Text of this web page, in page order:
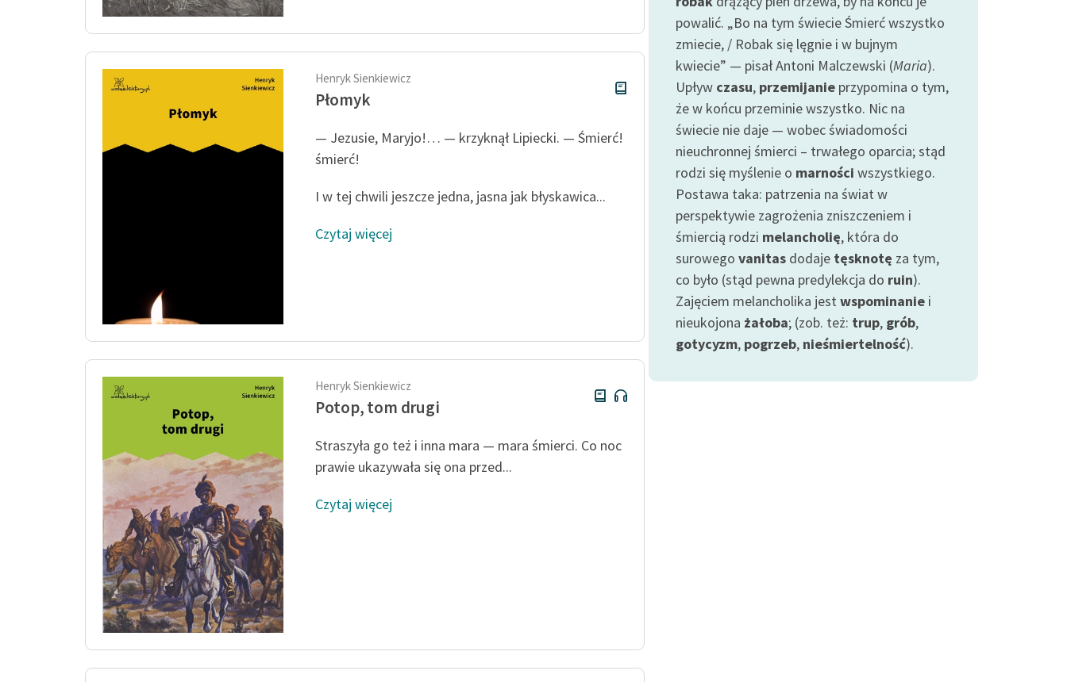
Henryk Sienkiewicz
Płomyk
— Jezusie, Maryjo!… — krzyknął Lipiecki. — Śmierć!
śmierć!
I w tej chwili jeszcze jedna, jasna jak błyskawica...
Czytaj więcej
Henryk Sienkiewicz
Potop, tom drugi
Straszyła go też i inna mara — mara śmierci. Co noc
prawie ukazywała się ona przed...
Czytaj więcej
powalić. „Bo na tym świecie Śmierć wszystko
zmiecie, / Robak się lęgnie i w bujnym
kwiecie” — pisał Antoni Malczewski (Maria).
Upływ czasu, przemijanie przypomina o tym,
że w końcu przeminie wszystko. Nic na
świecie nie daje — wobec świadomości
nieuchronnej śmierci – trwałego oparcia; stąd
rodzi się myślenie o marności wszystkiego.
Postawa taka: patrzenia na świat w
perspektywie zagrożenia zniszczeniem i
śmiercią rodzi melancholię, która do
surowego vanitas dodaje tęsknotę za tym,
co było (stąd pewna predylekcja do ruin).
Zajęciem melancholika jest wspominanie i
nieukojona żałoba; (zob. też: trup, grób,
gotycyzm, pogrzeb, nieśmiertelność).